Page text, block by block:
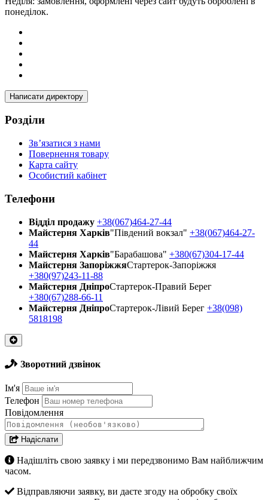
понеділок.
Написати директору
Розділи
Зв’язатися з нами
Повернення товару
Карта сайту
Особистий кабінет
Телефони
Відділ продажу +38(067)464-27-44
Майстерня Харків"Південий вокзал" +38(067)464-27-
44
Майстерня Харків"Барабашова" +380(67)304-17-44
Майстерня ЗапоріжжяСтартерок-Запоріжжя
+380(97)243-11-88
Майстерня ДнiпроСтартерок-Правий Берег
+380(67)288-66-11
Майстерня ДнiпроСтартерок-Лівий Берег +38(098)
5818198
Зворотний дзвінок
Ім'я
Телефон
Повідомлення
Надіслати
Надішліть свою заявку і ми передзвонимо Вам найближчим
часом.
Відправляючи заявку, ви даєте згоду на обробку своїх